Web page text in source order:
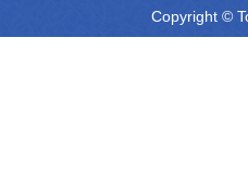
Copyright ©